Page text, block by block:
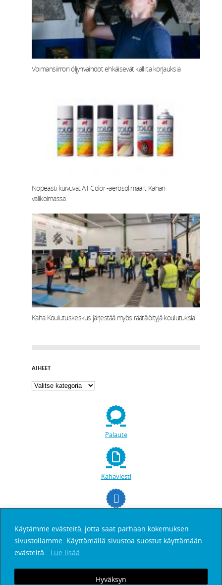
Käytämme evästeitä, jotta saat parhaan kokemuksen
sivustollamme. Käyttämällä sivustoa suostut käyttämään
evästeitä.
Lue lisää
Hyväksyn
Voimansiirron öljynvaihdot ehkäisevät kalliita korjauksia
Nopeasti kuivuvat AT Color -aerosolimaalit Kahan
valikoimassa
Kaha Koulutuskeskus järjestää myös räätälöityjä koulutuksia
AIHEET
Palaute
Kahaviesti